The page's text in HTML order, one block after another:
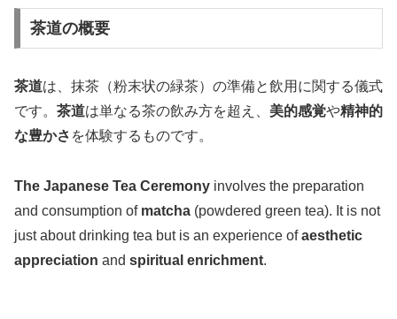
茶道の概要
茶道は、抹茶（粉末状の緑茶）の準備と飲用に関する儀式
です。 茶道は単なる茶の飲み方を超え、 美的感覚や精神的
な豊かさ を体験するものです。
The Japanese Tea Ceremony involves the preparation
and consumption of matcha (powdered green tea). It is not
just about drinking tea but is an experience ofaesthetic
appreciation and spiritual enrichment.